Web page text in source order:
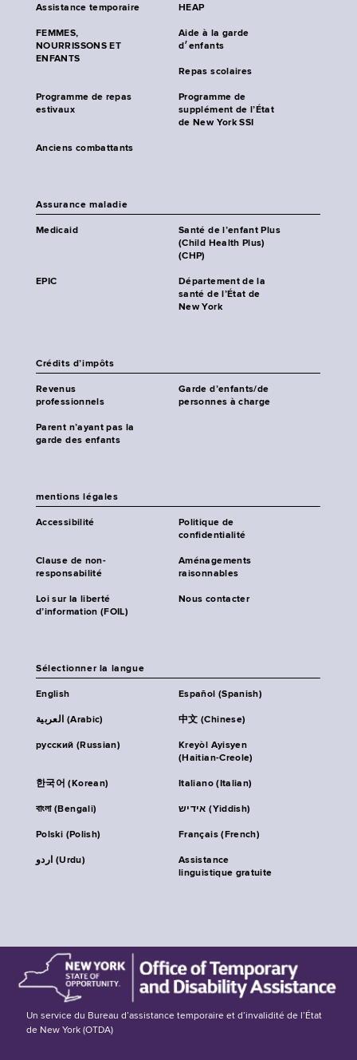
Assistance temporaire HEAP
FEMMES,
NOURRISSONS ET
ENFANTS
Aide à la garde
d׳enfants
Repas scolaires
Programme de repas
estivaux
Programme de
supplément de l’État
de New York SSI
Anciens combattants
Assurance maladie
Medicaid
Santé de l’enfant Plus
(Child Health Plus)
(CHP)
EPIC
Département de la
santé de l’État de
New York
Crédits d’impôts
Revenus
professionnels
Garde d’enfants/de
personnes à charge
Parent n’ayant pas la
garde des enfants
mentions légales
Accessibilité
Politique de
confidentialité
Clause de non-
responsabilité
Aménagements
raisonnables
Loi sur la liberté
d’information (FOIL)
Nous contacter
Sélectionner la langue
English Español (Spanish)
العربية (Arabic) 中文 (Chinese)
русский (Russian)
Kreyòl Ayisyen
(Haitian-Creole)
한국어 (Korean) Italiano (Italian)
বাংলা (Bengali) אידיש (Yiddish)
Polski (Polish) Français (French)
اردو (Urdu)
Assistance
linguistique gratuite
Un service du Bureau d’assistance temporaire et d’invalidité de l’État
de New York (OTDA)